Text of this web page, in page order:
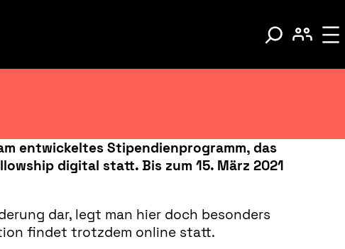
entwickeltes Stipendienprogramm, das
digital statt. Bis zum 15. März 2021
dar, legt man hier doch besonders
findet trotzdem online statt.